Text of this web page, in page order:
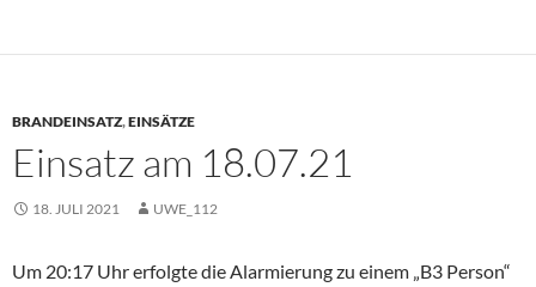
BRANDEINSATZ,EINSÄTZE
Einsatz am 18.07.21
18. JULI 2021 UWE_112
Um 20:17 Uhr erfolgte die Alarmierung zu einem „B3 Person“